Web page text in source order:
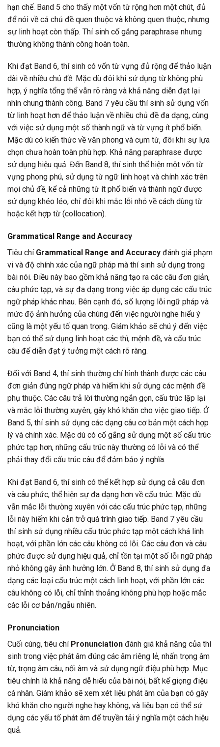
hạn chế. Band 5 cho thấy một vốn từ rộng hơn một chút, đủ
để nói về cả chủ đề quen thuộc và không quen thuộc, nhưng
sự linh hoạt còn thấp. Thí sinh cố gắng paraphrase nhưng
thường không thành công hoàn toàn.
Khi đạt Band 6, thí sinh có vốn từ vựng đủ rộng để thảo luận
dài về nhiều chủ đề. Mặc dù đôi khi sử dụng từ không phù
hợp, ý nghĩa tổng thể vẫn rõ ràng và khả năng diễn đạt lại
nhìn chung thành công. Band 7 yêu cầu thí sinh sử dụng vốn
từ linh hoạt hơn để thảo luận về nhiều chủ đề đa dạng, cùng
với việc sử dụng một số thành ngữ và từ vựng ít phổ biến.
Mặc dù có kiến thức về văn phong và cụm từ, đôi khi sự lựa
chọn chưa hoàn toàn phù hợp. Khả năng paraphrase được
sử dụng hiệu quả. Đến Band 8, thí sinh thể hiện một vốn từ
vựng phong phú, sử dụng từ ngữ linh hoạt và chính xác trên
mọi chủ đề, kể cả những từ ít phổ biến và thành ngữ được
sử dụng khéo léo, chỉ đôi khi mắc lỗi nhỏ về cách dùng từ
hoặc kết hợp từ (collocation).
Grammatical Range and Accuracy
Tiêu chí Grammatical Range and Accuracy đánh giá phạm
vi và độ chính xác của ngữ pháp mà thí sinh sử dụng trong
bài nói. Điều này bao gồm khả năng tạo ra các câu đơn giản,
câu phức tạp, và sự đa dạng trong việc áp dụng các cấu trúc
ngữ pháp khác nhau. Bên cạnh đó, số lượng lỗi ngữ pháp và
mức độ ảnh hưởng của chúng đến việc người nghe hiểu ý
cũng là một yếu tố quan trọng. Giám khảo sẽ chú ý đến việc
bạn có thể sử dụng linh hoạt các thì, mệnh đề, và cấu trúc
câu để diễn đạt ý tưởng một cách rõ ràng.
Đối với Band 4, thí sinh thường chỉ hình thành được các câu
đơn giản đúng ngữ pháp và hiếm khi sử dụng các mệnh đề
phụ thuộc. Các câu trả lời thường ngắn gọn, cấu trúc lặp lại
và mắc lỗi thường xuyên, gây khó khăn cho việc giao tiếp. Ở
Band 5, thí sinh sử dụng các dạng câu cơ bản một cách hợp
lý và chính xác. Mặc dù có cố gắng sử dụng một số cấu trúc
phức tạp hơn, những cấu trúc này thường có lỗi và có thể
phải thay đổi cấu trúc câu để đảm bảo ý nghĩa.
Khi đạt Band 6, thí sinh có thể kết hợp sử dụng cả câu đơn
và câu phức, thể hiện sự đa dạng hơn về cấu trúc. Mặc dù
vẫn mắc lỗi thường xuyên với các cấu trúc phức tạp, những
lỗi này hiếm khi cản trở quá trình giao tiếp. Band 7 yêu cầu
thí sinh sử dụng nhiều cấu trúc phức tạp một cách khá linh
hoạt, với phần lớn các câu không có lỗi. Các câu đơn và câu
phức được sử dụng hiệu quả, chỉ tồn tại một số lỗi ngữ pháp
nhỏ không gây ảnh hưởng lớn. Ở Band 8, thí sinh sử dụng đa
dạng các loại cấu trúc một cách linh hoạt, với phần lớn các
câu không có lỗi, chỉ thỉnh thoảng không phù hợp hoặc mắc
các lỗi cơ bản/ngẫu nhiên.
Pronunciation
Cuối cùng, tiêu chí Pronunciation đánh giá khả năng của thí
sinh trong việc phát âm đúng các âm riêng lẻ, nhấn trọng âm
từ, trọng âm câu, nối âm và sử dụng ngữ điệu phù hợp. Mục
tiêu chính là khả năng dễ hiểu của bài nói, bất kể giọng điệu
cá nhân. Giám khảo sẽ xem xét liệu phát âm của bạn có gây
khó khăn cho người nghe hay không, và liệu bạn có thể sử
dụng các yếu tố phát âm để truyền tải ý nghĩa một cách hiệu
quả.